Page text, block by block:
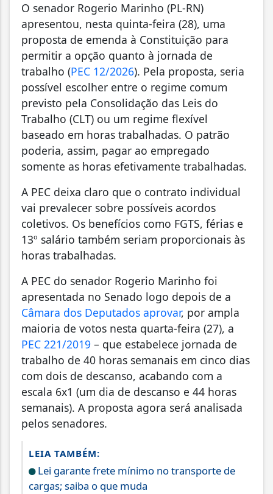
O senador Rogerio Marinho (PL-RN)
apresentou, nesta quinta-feira (28), uma
proposta de emenda à Constituição para
permitir a opção quanto à jornada de
trabalho (PEC 12/2026). Pela proposta, seria
possível escolher entre o regime comum
previsto pela Consolidação das Leis do
Trabalho (CLT) ou um regime flexível
baseado em horas trabalhadas. O patrão
poderia, assim, pagar ao empregado
somente as horas efetivamente trabalhadas.
A PEC deixa claro que o contrato individual
vai prevalecer sobre possíveis acordos
coletivos. Os benefícios como FGTS, férias e
13º salário também seriam proporcionais às
horas trabalhadas.
A PEC do senador Rogerio Marinho foi
apresentada no Senado logo depois de a
Câmara dos Deputados aprovar, por ampla
maioria de votos nesta quarta-feira (27), a
PEC 221/2019 – que estabelece jornada de
trabalho de 40 horas semanais em cinco dias
com dois de descanso, acabando com a
escala 6x1 (um dia de descanso e 44 horas
semanais). A proposta agora será analisada
pelos senadores.
LEIA TAMBÉM:
Lei garante frete mínimo no transporte de
cargas; saiba o que muda